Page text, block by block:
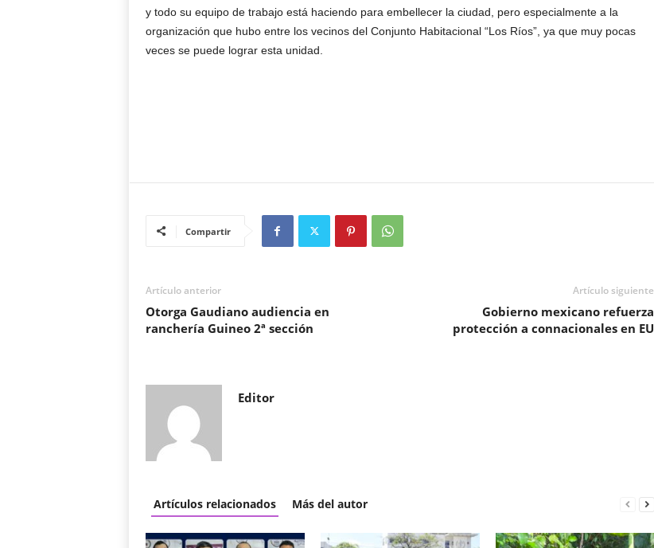
y todo su equipo de trabajo está haciendo para embellecer la ciudad, pero especialmente a la
organización que hubo entre los vecinos del Conjunto Habitacional “Los Ríos”, ya que muy pocas
veces se puede lograr esta unidad.
Compartir
Artículo anterior
Otorga Gaudiano audiencia en
ranchería Guineo 2ª sección
Artículo siguiente
Gobierno mexicano refuerza
protección a connacionales en EU
Editor
Artículos relacionados Más del autor